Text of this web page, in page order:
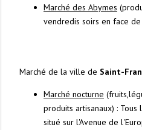
Marché des Abymes
vendredis soirs en face
Marché de la ville de Saint-
Marché nocturne
produits artisanaux) :
situé sur l'Avenue de